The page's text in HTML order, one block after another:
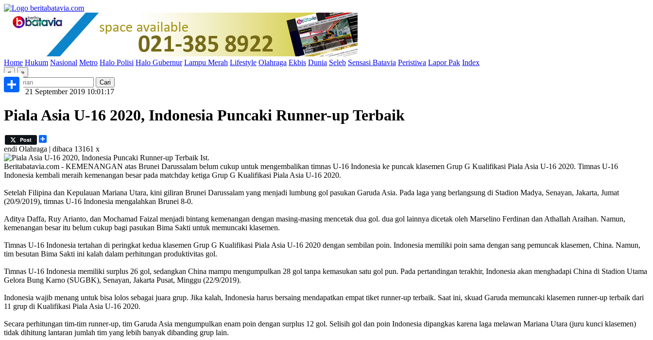
Home Hukum Nasional Metro Halo Polisi Halo Gubernur Lampu Merah Lifestyle Olahraga Ekbis Dunia Seleb Sensasi Batavia Peristiwa Lapor Pak Index
« »
Sabtu, 21 September 2019 10:01:17
Piala Asia U-16 2020, Indonesia Puncaki Runner-up Terbaik
Post
endi Olahraga | dibaca 13161 x
Ist.
Beritabatavia.com - KEMENANGAN atas Brunei Darussalam belum cukup untuk mengembalikan timnas U-16 Indonesia ke puncak klasemen Grup G Kualifikasi Piala Asia U-16 2020. Timnas U-16
Indonesia kembali meraih kemenangan besar pada matchday ketiga Grup G Kualifikasi Piala Asia U-16 2020.
Setelah Filipina dan Kepulauan Mariana Utara, kini giliran Brunei Darussalam yang menjadi lumbung gol pasukan Garuda Asia. Pada laga yang berlangsung di Stadion Madya, Senayan, Jakarta, Jumat
(20/9/2019), timnas U-16 Indonesia mengalahkan Brunei 8-0.
Aditya Daffa, Ruy Arianto, dan Mochamad Faizal menjadi bintang kemenangan dengan masing-masing mencetak dua gol. dua gol lainnya dicetak oleh Marselino Ferdinan dan Athallah Araihan. Namun,
kemenangan besar itu belum cukup bagi pasukan Bima Sakti untuk memuncaki klasemen.
Timnas U-16 Indonesia tertahan di peringkat kedua klasemen Grup G Kualifikasi Piala Asia U-16 2020 dengan sembilan poin. Indonesia memiliki poin sama dengan sang pemuncak klasemen, China. Namun,
tim besutan Bima Sakti ini kalah dalam perhitungan produktivitas gol.
Timnas U-16 Indonesia memiliki surplus 26 gol, sedangkan China mampu mengumpulkan 28 gol tanpa kemasukan satu gol pun. Pada pertandingan terakhir, Indonesia akan menghadapi China di Stadion Utama
Gelora Bung Karno (SUGBK), Senayan, Jakarta Pusat, Minggu (22/9/2019).
Indonesia wajib menang untuk bisa lolos sebagai juara grup. Jika kalah, Indonesia harus bersaing mendapatkan empat tiket runner-up terbaik. Saat ini, skuad Garuda memuncaki klasemen runner-up terbaik dari
11 grup di Kualifikasi Piala Asia U-16 2020.
Secara perhitungan tim-tim runner-up, tim Garuda Asia mengumpulkan enam poin dengan surplus 12 gol. Selisih gol dan poin Indonesia dipangkas karena laga melawan Mariana Utara (juru kunci klasemen)
tidak dihitung lantaran jumlah tim yang lebih banyak dibanding grup lain.